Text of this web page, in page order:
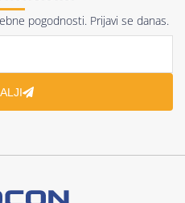
pogodnosti. Prijavi se danas.